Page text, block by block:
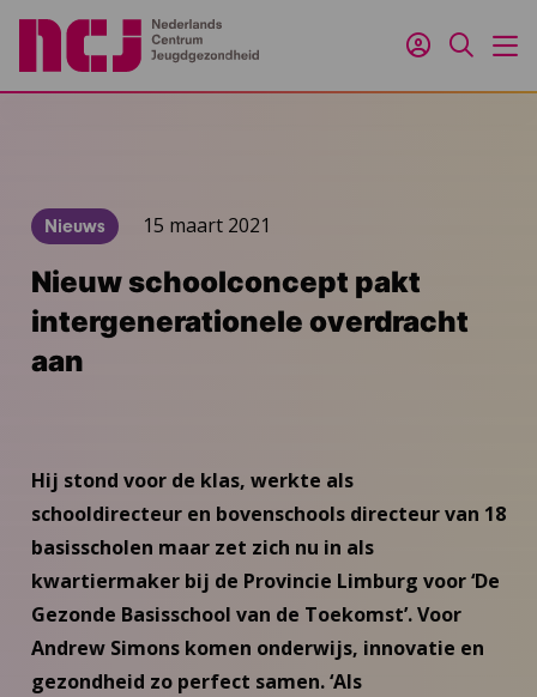
Inloggen
Zoeken
Nieuws 15 maart 2021
Nieuw schoolconcept pakt
intergenerationele overdracht
aan
Hij stond voor de klas, werkte als
schooldirecteur en bovenschools directeur van 18
basisscholen maar zet zich nu in als
kwartiermaker bij de Provincie Limburg voor ‘De
Gezonde Basisschool van de Toekomst’. Voor
Andrew Simons komen onderwijs, innovatie en
gezondheid zo perfect samen. ‘Als